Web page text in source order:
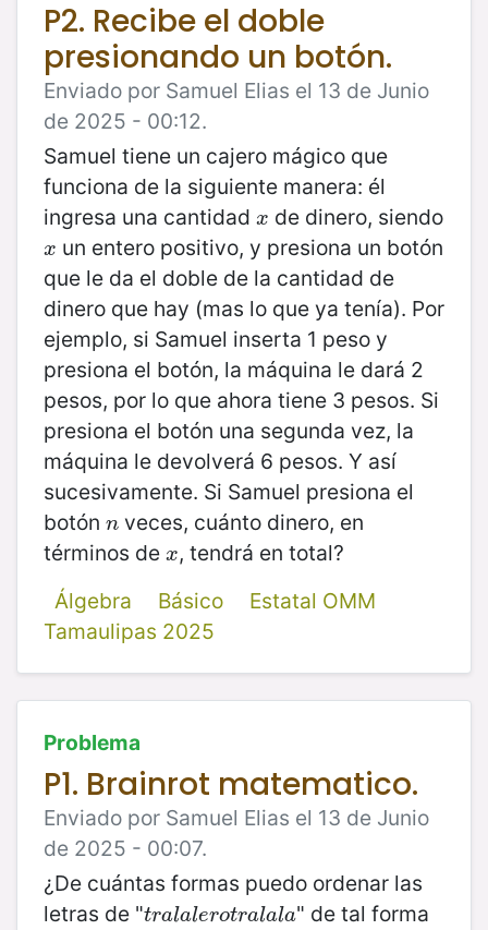
P2. Recibe el doble
presionando un botón.
Enviado por Samuel Elias el 13 de Junio
de 2025 - 00:12.
Samuel tiene un cajero mágico que
funciona de la siguiente manera: él
ingresa una cantidad x
x de dinero, siendo
x
x un entero positivo, y presiona un botón
que le da el doble de la cantidad de
dinero que hay (mas lo que ya tenía). Por
ejemplo, si Samuel inserta 1 peso y
presiona el botón, la máquina le dará 2
pesos, por lo que ahora tiene 3 pesos. Si
presiona el botón una segunda vez, la
máquina le devolverá 6 pesos. Y así
sucesivamente. Si Samuel presiona el
botón n
n veces, cuánto dinero, en
términos de x
x, tendrá en total?
Álgebra
Básico
Estatal OMM
Tamaulipas 2025
Problema
P1. Brainrot matematico.
Enviado por Samuel Elias el 13 de Junio
de 2025 - 00:07.
¿De cuántas formas puedo ordenar las
letras de "tralalerotralala
tralalerotralala " de tal forma